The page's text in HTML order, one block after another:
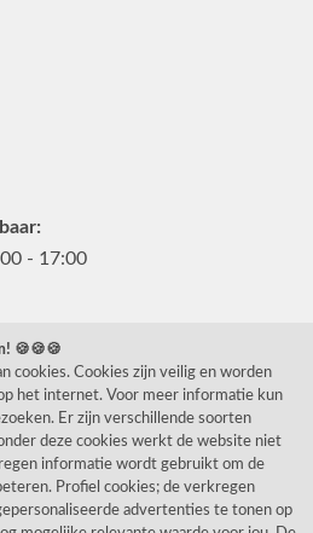
- 17:00
🍪🍪🍪
cookies. Cookies zijn veilig en worden
het internet. Voor meer informatie kun
Er zijn verschillende soorten
deze cookies werkt de website niet
informatie wordt gebruikt om de
Profiel cookies; de verkregen
advertenties te tonen op